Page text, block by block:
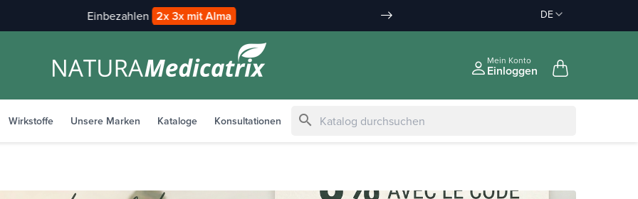
bis 35 € in
-10% INPD 150 €
Einbezahlen 2x 3x mit Alma DE
Mein Konto
Einloggen
Wirkstoffe Unsere Marken Kataloge Konsultationen search